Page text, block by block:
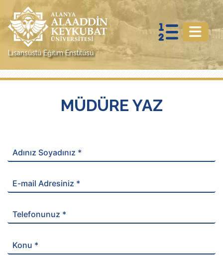
Lisansüstü Eğitim Enstitüsü
MÜDÜRE YAZ
Adınız Soyadınız *
E-mail Adresiniz *
Telefonunuz *
Konu *